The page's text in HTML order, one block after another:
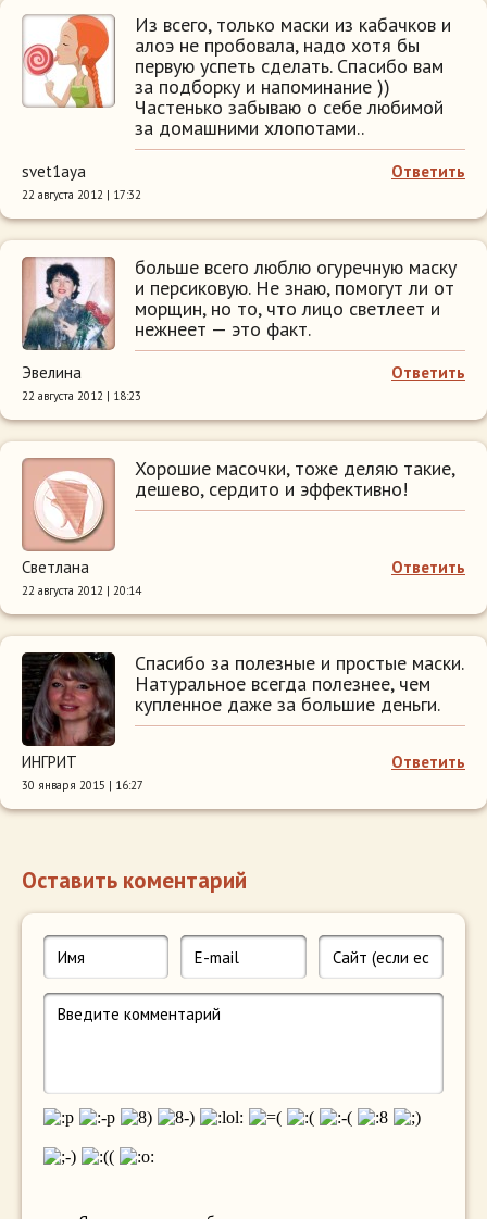
Из всего, только маски из кабачков и
алоэ не пробовала, надо хотя бы
первую успеть сделать. Спасибо вам
за подборку и напоминание ))
Частенько забываю о себе любимой
за домашними хлопотами..
Ответить
svet1aya
22 августа 2012 | 17:32
больше всего люблю огуречную маску
и персиковую. Не знаю, помогут ли от
морщин, но то, что лицо светлеет и
нежнеет — это факт.
Ответить
Эвелина
22 августа 2012 | 18:23
Хорошие масочки, тоже деляю такие,
дешево, сердито и эффективно!
Ответить
Светлана
22 августа 2012 | 20:14
Спасибо за полезные и простые маски.
Натуральное всегда полезнее, чем
купленное даже за большие деньги.
Ответить
ИНГРИТ
30 января 2015 | 16:27
Оставить коментарий